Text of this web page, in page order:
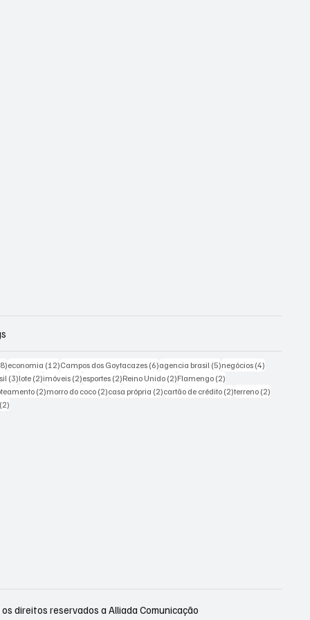
18 posts
economia (12)12 posts
Campos dos Goytacazes (6)6 posts
agencia brasil (5)5 posts
negócios (4)
(3)3 posts
lote (2)2 posts
imóveis (2)2 posts
esportes (2)2 posts
Reino Unido (2)2 posts
Flamengo (2)
(2)2 posts
morro do coco (2)2 posts
casa própria (2)2 posts
cartão de crédito (2)2 posts
terreno (2)
(2)
direitos reservados a Alliada Comunicação